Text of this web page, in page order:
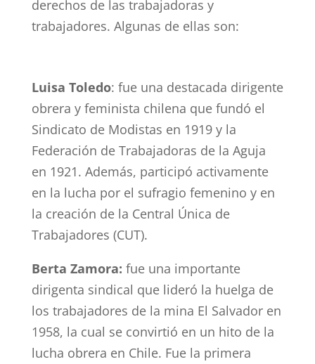
derechos de las trabajadoras y
trabajadores. Algunas de ellas son:
Luisa Toledo: fue una destacada dirigente
obrera y feminista chilena que fundó el
Sindicato de Modistas en 1919 y la
Federación de Trabajadoras de la Aguja
en 1921. Además, participó activamente
en la lucha por el sufragio femenino y en
la creación de la Central Única de
Trabajadores (CUT).
Berta Zamora: fue una importante
dirigenta sindical que lideró la huelga de
los trabajadores de la mina El Salvador en
1958, la cual se convirtió en un hito de la
lucha obrera en Chile. Fue la primera